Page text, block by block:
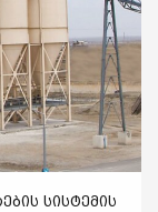
ᲡᲘᲡᲢᲔᲛᲘᲡ